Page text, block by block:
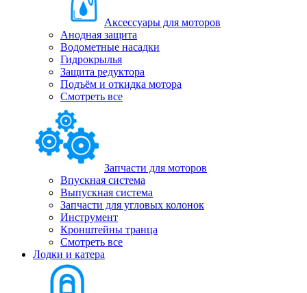
Аксессуары для моторов
Анодная защита
Водометные насадки
Гидрокрылья
Защита редуктора
Подъём и откидка мотора
Смотреть все
Запчасти для моторов
Впускная система
Выпускная система
Запчасти для угловых колонок
Инструмент
Кронштейны транца
Смотреть все
Лодки и катера